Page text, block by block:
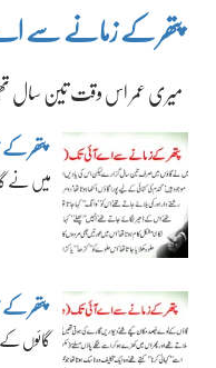
پتھر کے زمانے سے
میری عمر اس وقت تین
پتھر
میں نے
پتھر
گائوں